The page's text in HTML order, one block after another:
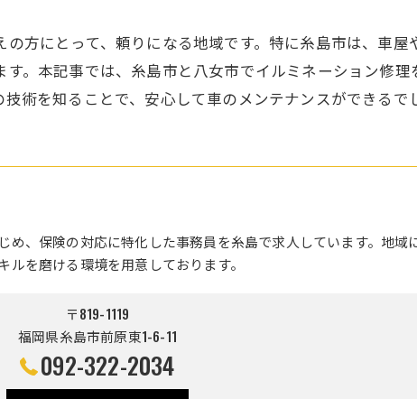
方にとって、頼りになる地域です。特に糸島市は、車屋
。本記事では、糸島市と八女市でイルミネーション修
術を知ることで、安心して車のメンテナンスができるで
め、保険の対応に特化した事務員を糸島で求人しています。地域
を磨ける環境を用意しております。
〒819-1119
福岡県糸島市前原東1-6-11
092-322-2034